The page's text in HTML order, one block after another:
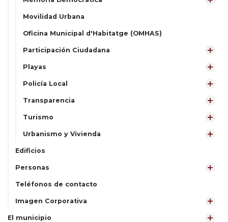
Movilidad Urbana
Oficina Municipal d'Habitatge (OMHAS)
Participación Ciudadana
Playas
Policía Local
Transparencia
Turismo
Urbanismo y Vivienda
Edificios
Personas
Teléfonos de contacto
Imagen Corporativa
El municipio